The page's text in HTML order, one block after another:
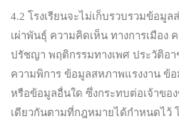
4.2 โรงเรียนจะไม่เก็บรวบรวมข้อมู
เผ่าพันธุ์ ความคิดเห็น ทางการเมือง
ปรัชญา พฤติกรรมทางเพศ ประวัติอ
ความพิการ ข้อมูลสหภาพแรงงาน ข้
หรือข้อมูลอื่นใด ซึ่งกระทบต่อเจ้าขอ
เดียวกันตามที่กฎหมายได้กำหนดไว้